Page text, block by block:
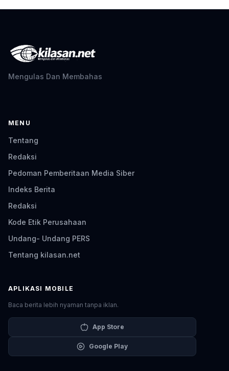
Mengulas Dan Membahas
MENU
Tentang
Redaksi
Pedoman Pemberitaan Media Siber
Indeks Berita
Redaksi
Kode Etik Perusahaan
Undang- Undang PERS
Tentang kilasan.net
APLIKASI MOBILE
Baca berita lebih nyaman tanpa iklan.
App Store
Google Play